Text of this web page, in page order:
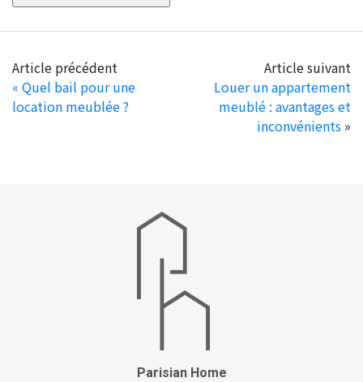
Article précédent
« Quel bail pour une
location meublée ?
Article suivant
Louer un appartement
meublé : avantages et
inconvénients »
Parisian Home